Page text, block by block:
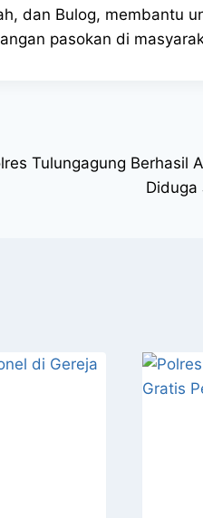
dan Bulog, membantu
pasokan di
Tulungagung Berhasil
Diduga